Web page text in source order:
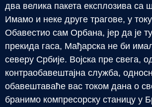
два велика пакета експлозива са
Имамо и неке друге трагове, у току
Обавестио сам Орбана, јер да је
прекида гаса, Мађарска не би
северу Србије. Војска пре свега,
контраобавештајна служба,
обавештаваће вас током дана о
бранимо компресорску станицу у